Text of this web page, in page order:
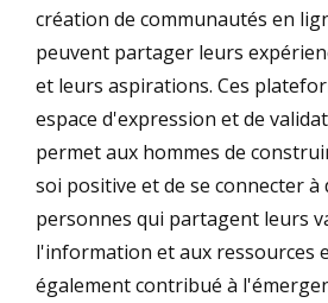
création de communautés en
peuvent partager leurs
et leurs aspirations. Ces
espace d'expression et de
permet aux hommes de
soi positive et de se connecter à
personnes qui partagent leurs
l'information et aux ressources
également contribué à